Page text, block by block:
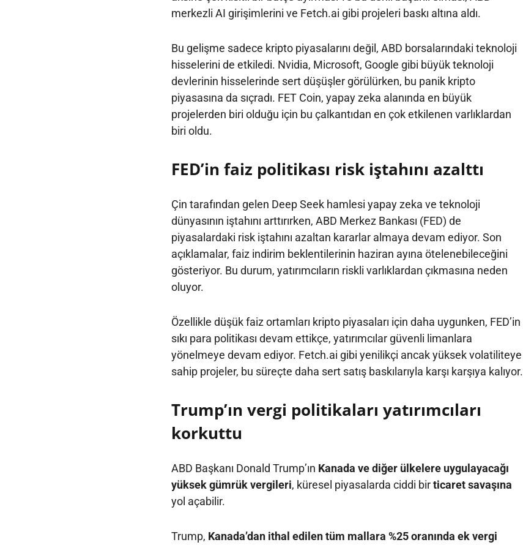
merkezli AI girişimlerini ve Fetch.ai gibi projeleri baskı altına aldı.
Bu gelişme sadece kripto piyasalarını değil, ABD borsalarındaki teknoloji
hisselerini de etkiledi. Nvidia, Microsoft, Google gibi büyük teknoloji
devlerinin hisselerinde sert düşüşler görülürken, bu panik kripto
piyasasına da sıçradı. FET Coin, yapay zeka alanında en büyük
projelerden biri olduğu için bu çalkantıdan en çok etkilenen varlıklardan
biri oldu.
FED’in faiz politikası risk iştahını azalttı
Çin tarafından gelen Deep Seek hamlesi yapay zeka ve teknoloji
dünyasının iştahını arttırırken, ABD Merkez Bankası (FED) de
piyasalardaki risk iştahını azaltan kararlar almaya devam ediyor. Son
açıklamalar, faiz indirim beklentilerinin haziran ayına ötelenebileceğini
gösteriyor. Bu durum, yatırımcıların riskli varlıklardan çıkmasına neden
oluyor.
Özellikle düşük faiz ortamları kripto piyasaları için daha uygunken, FED’in
sıkı para politikası devam ettikçe, yatırımcılar güvenli limanlara
yönelmeye devam ediyor. Fetch.ai gibi yenilikçi ancak yüksek volatiliteye
sahip projeler, bu süreçte daha sert satış baskılarıyla karşı karşıya kalıyor.
Trump’ın vergi politikaları yatırımcıları
korkuttu
ABD Başkanı Donald Trump’ın Kanada ve diğer ülkelere uygulayacağı
yüksek gümrük vergileri, küresel piyasalarda ciddi birticaret savaşına
yol açabilir.
Trump, Kanada’dan ithal edilen tüm mallara %25 oranında ek vergi